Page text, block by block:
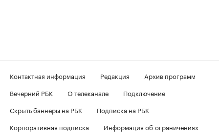
Контактная информация Редакция
Архив программ
Вечерний РБК
О телеканале
Подключение
Скрыть баннеры на РБК
Подписка на РБК
Корпоративная подписка
Информация об ограничениях